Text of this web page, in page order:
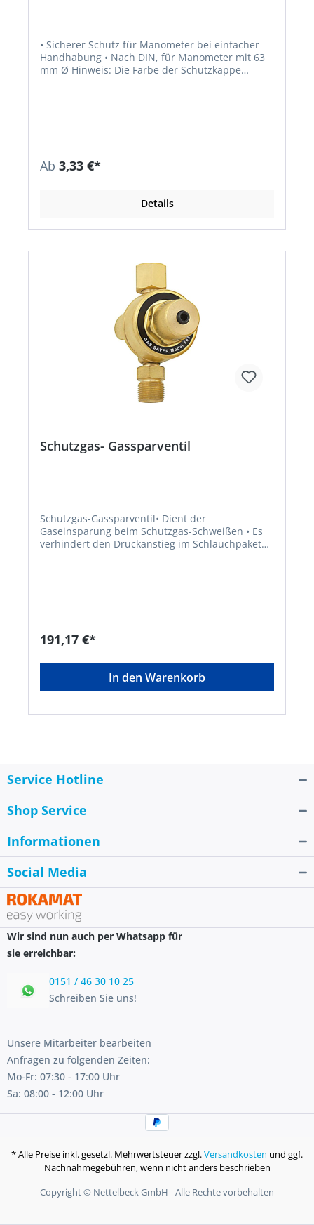
• Sicherer Schutz für Manometer bei einfacher
Handhabung • Nach DIN, für Manometer mit 63
mm Ø Hinweis: Die Farbe der Schutzkappe
Ab 3,33 €*
Details
Schutzgas- Gassparventil
Schutzgas-Gassparventil• Dient der
Gaseinsparung beim Schutzgas-Schweißen • Es
verhindert den Druckanstieg im Schlauchpaket
Deutscher Eisenhändler GmbH, EDE Platz 1,
42389 Wuppertal, DE, +4920260960,
191,17 €*
In den Warenkorb
Service Hotline
Shop Service
Informationen
Social Media
Wir sind nun auch per Whatsapp für
sie erreichbar:
0151 / 46 30 10 25
Schreiben Sie uns!
Unsere Mitarbeiter bearbeiten
Anfragen zu folgenden Zeiten:
Mo-Fr: 07:30 - 17:00 Uhr
Sa: 08:00 - 12:00 Uhr
* Alle Preise inkl. gesetzl. Mehrwertsteuer zzgl.Versandkosten und ggf.
Nachnahmegebühren, wenn nicht anders beschrieben
Copyright © Nettelbeck GmbH - Alle Rechte vorbehalten